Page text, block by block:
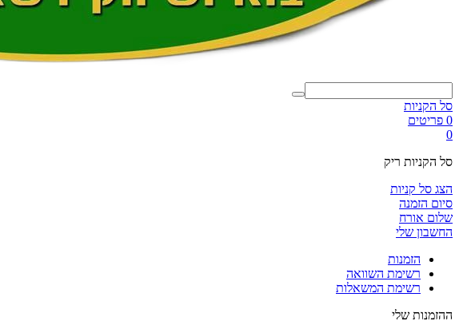
סל הקניות
0 פריטים
0
סל הקניות ריק
הצג סל קניות
סיום הזמנה
שלום אורח
החשבון שלי
הזמנות
רשימת השוואה
רשימת המשאלות
ההזמנות שלי